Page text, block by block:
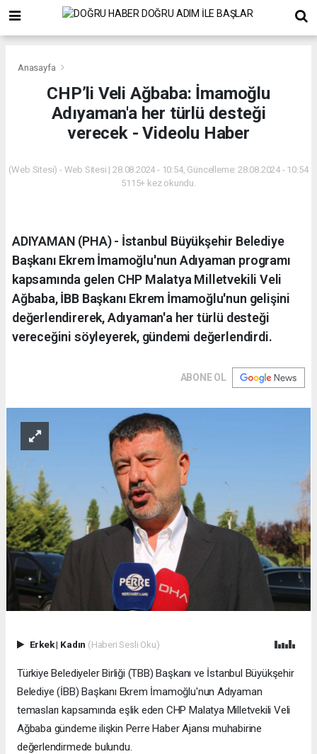
Anasayfa
CHP’li Veli Ağbaba: İmamoğlu
Adıyaman'a her türlü desteği
verecek - Videolu Haber
(Web Sitesi) - Web Sitesi | 28.08.2024 - 10:54, Güncelleme: 28.08.2024 - 10:54
5115+ kez okundu.
ADIYAMAN (PHA) - İstanbul Büyükşehir Belediye
Başkanı Ekrem İmamoğlu'nun Adıyaman programı
kapsamında gelen CHP Malatya Milletvekili Veli
Ağbaba, İBB Başkanı Ekrem İmamoğlu'nun gelişini
değerlendirerek, Adıyaman'a her türlü desteği
vereceğini söyleyerek, gündemi değerlendirdi.
ABONE OL
Erkek| Kadın (Haberi Sesli Oku)
Türkiye Belediyeler Birliği (TBB) Başkanı ve İstanbul Büyükşehir
Belediye (İBB) Başkanı Ekrem İmamoğlu'nun Adıyaman
temasları kapsamında eşlik eden CHP Malatya Milletvekili Veli
Ağbaba gündeme ilişkin Perre Haber Ajansı muhabirine
değerlendirmede bulundu.